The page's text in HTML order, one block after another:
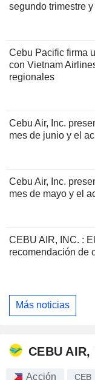
segundo trimestre
Cebu Pacific firma
con Vietnam
regionales
Cebu Air, Inc.
mes de junio y el
Cebu Air, Inc.
mes de mayo y el
CEBU AIR, INC. :
recomendación de
Más noticias
CEBU AIR,
Acción CEB